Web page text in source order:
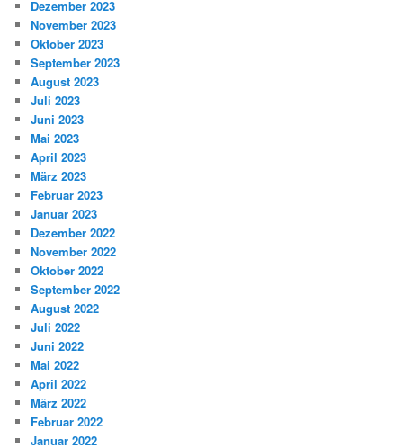
Dezember 2023
November 2023
Oktober 2023
September 2023
August 2023
Juli 2023
Juni 2023
Mai 2023
April 2023
März 2023
Februar 2023
Januar 2023
Dezember 2022
November 2022
Oktober 2022
September 2022
August 2022
Juli 2022
Juni 2022
Mai 2022
April 2022
März 2022
Februar 2022
Januar 2022